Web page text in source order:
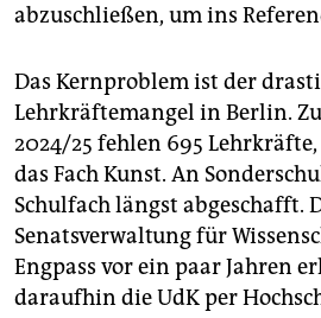
abzuschließen, um ins
Das Kernproblem ist der
Lehrkräftemangel in Berlin.
2024/25 fehlen 695
das Fach Kunst. An
Schulfach längst abgeschafft.
Senatsverwaltung für
Engpass vor ein paar Jahren
daraufhin die UdK per